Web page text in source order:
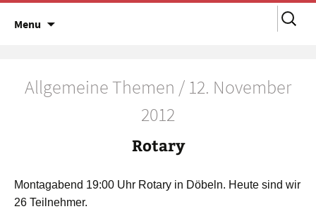
Menu
Suchen
nach:
Allgemeine Themen / 12. November
2012
Rotary
Montagabend 19:00 Uhr Rotary in Döbeln. Heute sind wir
26 Teilnehmer.